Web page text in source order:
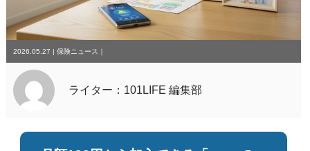
2026.05.27 | 保険ニュース ｜
ライター：101LIFE 編集部